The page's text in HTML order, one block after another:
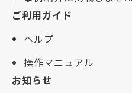
ご利用ガイド
ヘルプ
操作マニュアル
お知らせ